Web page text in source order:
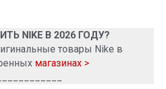
NIKE В 2026 ГОДУ?
товары Nike в
магазинах >